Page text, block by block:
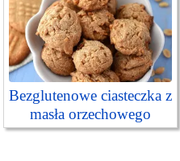
Bezglutenowe ciasteczka z
masła orzechowego